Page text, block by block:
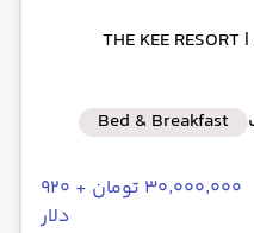
| THE KEE RESORT
Bed & Breakfast
۳۰٬۰۰۰٬۰۰۰ تومان + ۹۲۰
دلار